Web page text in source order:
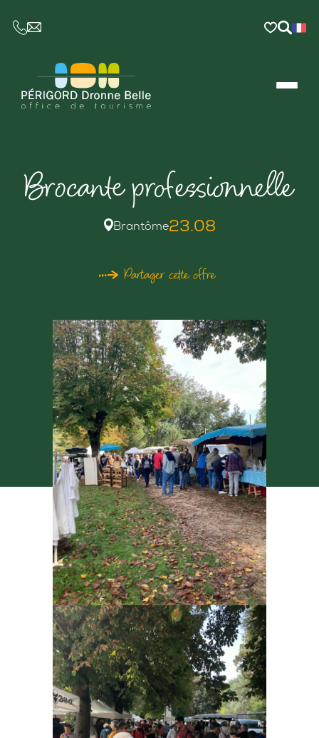
CE LIEN OUVRIRA VOTRE LOGICIEL DE
Brocante professionnelle
Brantôme23.08
Partager cette offre